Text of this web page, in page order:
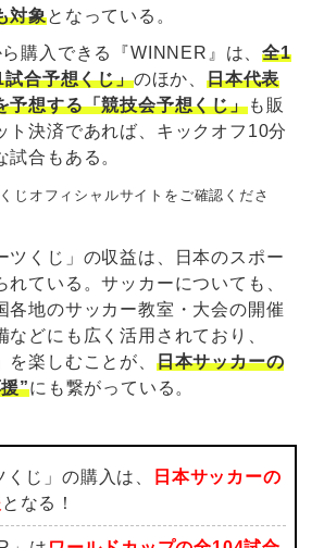
対象となっている。
購入できる『WINNER』は、全1
合予想くじ」のほか、日本代表
予想する「競技会予想くじ」も販
ト決済であれば、キックオフ10分
合もある。
じオフィシャルサイトをご確認くださ
ツくじ」の収益は、日本のスポー
れている。サッカーについても、
各地のサッカー教室・大会の開催
などにも広く活用されており、
を楽しむことが、 日本サッカーの
”にも繋がっている。
じ」の購入は、
日本サッカーの
となる！